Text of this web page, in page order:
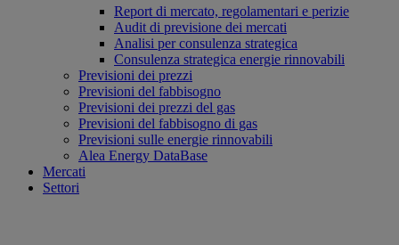
Report di mercato, regolamentari e perizie
Audit di previsione dei mercati
Analisi per consulenza strategica
Consulenza strategica energie rinnovabili
Previsioni dei prezzi
Previsioni del fabbisogno
Previsioni dei prezzi del gas
Previsioni del fabbisogno di gas
Previsioni sulle energie rinnovabili
Alea Energy DataBase
Mercati
Settori